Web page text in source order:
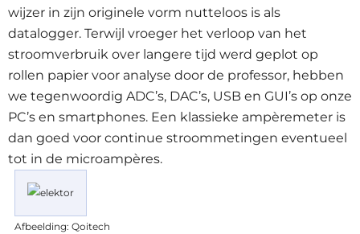
wijzer in zijn originele vorm nutteloos is als
datalogger. Terwijl vroeger het verloop van het
stroomverbruik over langere tijd werd geplot op
rollen papier voor analyse door de professor, hebben
we tegenwoordig ADC’s, DAC’s, USB en GUI’s op onze
PC’s en smartphones. Een klassieke ampèremeter is
dan goed voor continue stroommetingen eventueel
tot in de microampères.
Afbeelding: Qoitech